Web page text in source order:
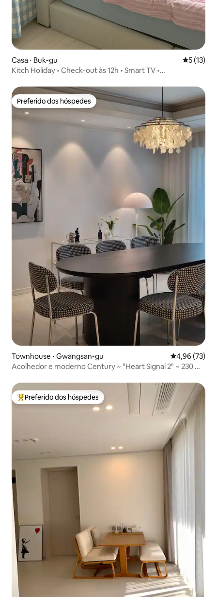
Casa ⋅ Buk-gu 5 de uma
5 (13)
Kitch Holiday • Check-out às 12h • Smart TV •
Preferido dos hóspedes
Preferido dos hóspedes
Townhouse ⋅ Gwangsan-gu 4,96 de uma
4,96 (73)
Acolhedor e moderno Century ~ "Heart Signal 2" ~ 230 m²
Estacionamento gratuito
Entre os melhores preferidos dos hóspedes
Preferido dos hóspedes